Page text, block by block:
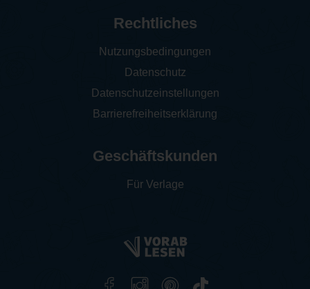
Rechtliches
Nutzungsbedingungen
Datenschutz
Datenschutzeinstellungen
Barrierefreiheitserklärung
Geschäftskunden
Für Verlage